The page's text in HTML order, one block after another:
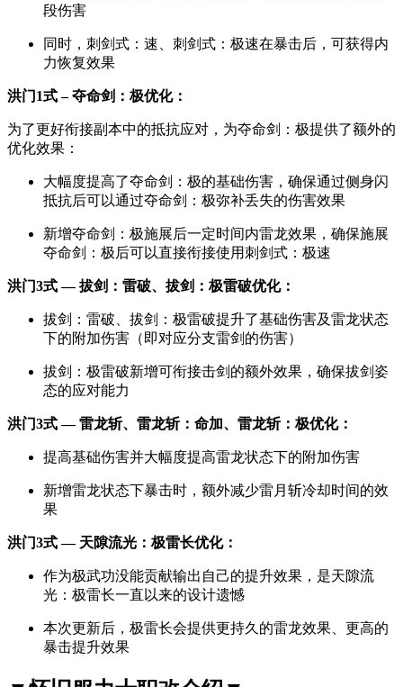
段伤害
同时，刺剑式：速、刺剑式：极速在暴击后，可获得内
力恢复效果
洪门1式 – 夺命剑：极优化：
为了更好衔接副本中的抵抗应对，为夺命剑：极提供了额外的
优化效果：
大幅度提高了夺命剑：极的基础伤害，确保通过侧身闪
抵抗后可以通过夺命剑：极弥补丢失的伤害效果
新增夺命剑：极施展后一定时间内雷龙效果，确保施展
夺命剑：极后可以直接衔接使用刺剑式：极速
洪门3式 — 拔剑：雷破、拔剑：极雷破优化：
拔剑：雷破、拔剑：极雷破提升了基础伤害及雷龙状态
下的附加伤害（即对应分支雷剑的伤害）
拔剑：极雷破新增可衔接击剑的额外效果，确保拔剑姿
态的应对能力
洪门3式 — 雷龙斩、雷龙斩：命加、雷龙斩：极优化：
提高基础伤害并大幅度提高雷龙状态下的附加伤害
新增雷龙状态下暴击时，额外减少雷月斩冷却时间的效
果
洪门3式 — 天隙流光：极雷长优化：
作为极武功没能贡献输出自己的提升效果，是天隙流
光：极雷长一直以来的设计遗憾
本次更新后，极雷长会提供更持久的雷龙效果、更高的
暴击提升效果